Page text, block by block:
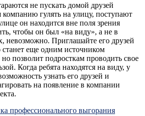
не пускать домой друзей
компанию гулять на улицу, поступают
он находится вне поля зрения
чтобы он был «на виду», а не в
невозможно. Приглашайте его друзей
еще одним источником
позволит подросткам проводить свое
Когда ребята находятся на виду, у
узнать его друзей и
на появление в компании
профессионального выгорания